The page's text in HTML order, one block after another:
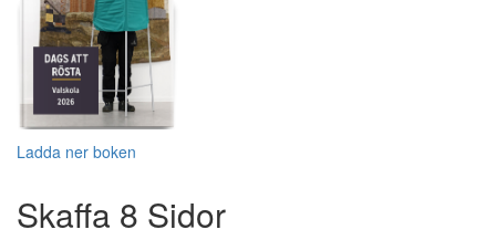
Ladda ner boken
Skaffa 8 Sidor